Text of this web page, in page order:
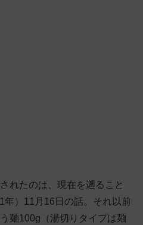
れたのは、現在を遡ること
年）11月16日の話。それ以前
麺100g（湯切りタイプは麺